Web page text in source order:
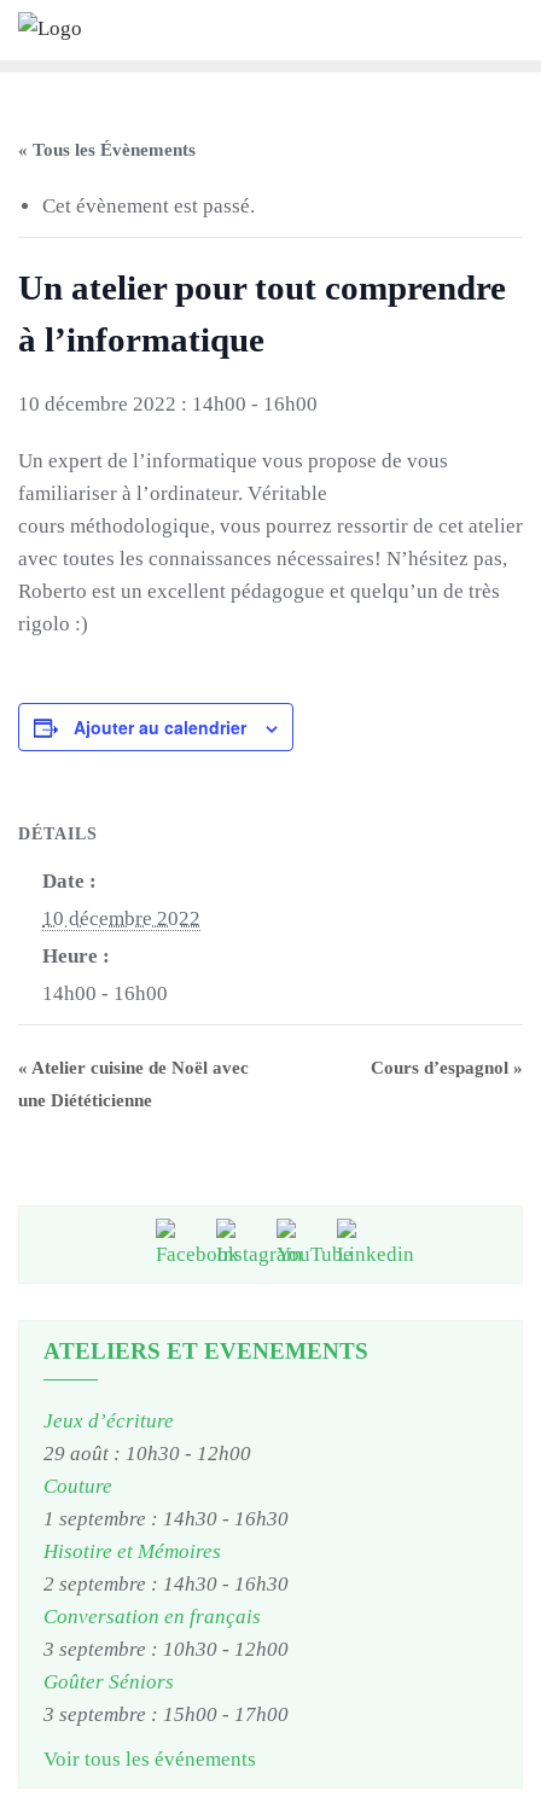
Skip
« Tous les Évènements
Cet évènement est passé.
Un atelier pour tout comprendre
à l’informatique
10 décembre 2022 : 14h00 - 16h00
Un expert de l’informatique vous propose de vous
familiariser à l’ordinateur. Véritable
cours méthodologique, vous pourrez ressortir de cet atelier
avec toutes les connaissances nécessaires! N’hésitez pas,
Roberto est un excellent pédagogue et quelqu’un de très
rigolo :)
Ajouter au calendrier
DÉTAILS
Date :
10 décembre 2022
Heure :
14h00 - 16h00
« Atelier cuisine de Noël avec
une Diététicienne
Cours d’espagnol »
ATELIERS ET EVENEMENTS
Jeux d’écriture
29 août : 10h30 - 12h00
Couture
1 septembre : 14h30 - 16h30
Hisotire et Mémoires
2 septembre : 14h30 - 16h30
Conversation en français
3 septembre : 10h30 - 12h00
Goûter Séniors
3 septembre : 15h00 - 17h00
Voir tous les événements